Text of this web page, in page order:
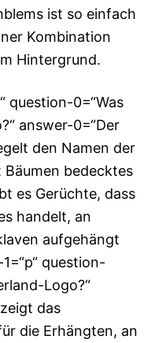
ist so einfach
Kombination
Hintergrund.
question-0=“Was
answer-0=“Der
den Namen der
bedecktes
es Gerüchte, dass
handelt, an
aufgehängt
question-
Logo?“
das
die Erhängten, an